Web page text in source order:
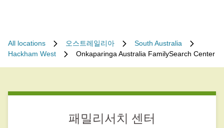
All locations 오스트레일리아
South Australia
Hackham West
Onkaparinga Australia FamilySearch Center
패밀리서치 센터